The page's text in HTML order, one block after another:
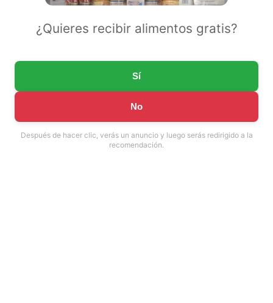
¿Quieres recibir alimentos gratis?
Sí
No
Después de hacer clic, verás un anuncio y luego serás redirigido a la
recomendación.